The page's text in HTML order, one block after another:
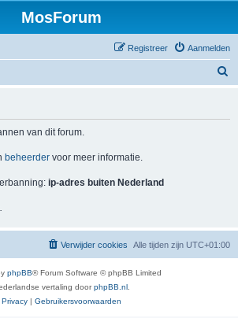
MosForum
Aanmelden
Registreer
van dit forum.
beheerder voor meer informatie.
ip-adres buiten Nederland
Alle tijden zijn UTC+01:00
Verwijder cookies
phpBB® Forum Software © phpBB Limited
vertaling doorphpBB.nl
Privacy | Gebruikersvoorwaarden